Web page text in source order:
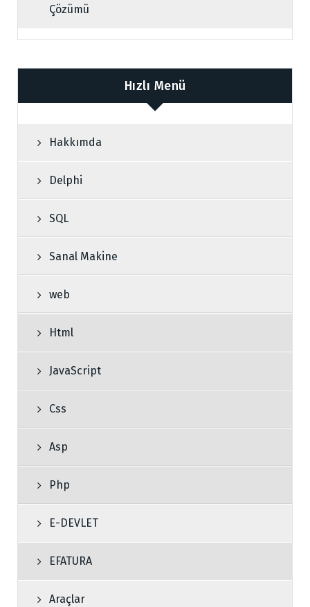
Çözümü
Hızlı Menü
Hakkımda
Delphi
SQL
Sanal Makine
web
Html
JavaScript
Css
Asp
Php
E-DEVLET
EFATURA
Araçlar